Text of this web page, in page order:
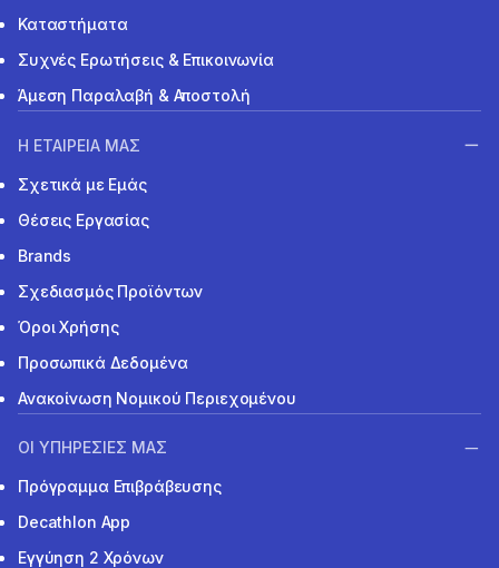
Καταστήματα
Συχνές Ερωτήσεις & Επικοινωνία
Άμεση Παραλαβή & Αποστολή
Η ΕΤΑΙΡΕΙΑ ΜΑΣ
Σχετικά με Εμάς
Θέσεις Εργασίας
Brands
Σχεδιασμός Προϊόντων
Όροι Χρήσης
Προσωπικά Δεδομένα
Ανακοίνωση Νομικού Περιεχομένου
ΟΙ ΥΠΗΡΕΣΙΕΣ ΜΑΣ
Πρόγραμμα Επιβράβευσης
Decathlon App
Εγγύηση 2 Χρόνων